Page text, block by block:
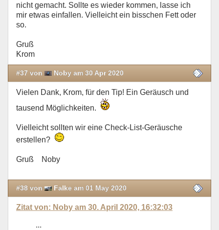
nicht gemacht. Sollte es wieder kommen, lasse ich
mir etwas einfallen. Vielleicht ein bisschen Fett oder
so.
Gruß
Krom
#37 von Noby am 30 Apr 2020
Vielen Dank, Krom, für den Tip! Ein Geräusch und
tausend Möglichkeiten.
Vielleicht sollten wir eine Check-List-Geräusche
erstellen?
Gruß Noby
#38 von Falke am 01 May 2020
Zitat von: Noby am 30. April 2020, 16:32:03
...